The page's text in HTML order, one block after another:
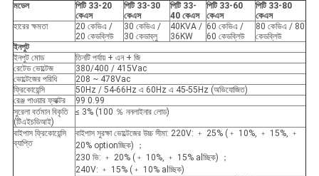
মডেল পিটি 33-20
কেএস
পিটি 33-30
কেএস
পিটি 33-
40 কেএস
পিটি 33-60
কেএস
পিটি 33-80
কেএস
হারের ক্ষমতা
20 কেভিএ /
20 কেডব্লিউ
30 কেভিএ /
30 কেডাব্লু
40KVA /
36KW
60 কেভিএ /
60 কেডব্লিউ
80 কেভিএ / 80
কেডব্লিউ
ইনপুট
ইনপুট মোড
তিনটি পর্যায় + এন + জি
রেটেড ভোল্টেজ
380/400 / 415Vac
ভোল্টেজের পরিধি
208 ~ 478Vac
ফ্রিকোয়েন্সি
50Hz / 54-66Hz এ 60Hz এ 45-55Hz (অভিযোজিত)
রেঞ্জ পাওয়ার ফ্যাক্টর
99 0.99
সুরেলা বর্তমান বিকৃতি
(টিএইচডিআই)
≤ 3% (100 ％ ননলাইনার লোড)
বাইপাস ফ্রিকোয়েন্সি
ব্যাপ্তি
বাইপাস সুরক্ষা ভোল্টেজের উচ্চ সীমা: 220V: ﹢ 25% (﹢ 10%, ﹢ 15%, ﹢
20% optionচ্ছিক) ；
230 ভি: ﹢ 20% (﹢ 10%, ﹢ 15% alচ্ছিক) ；
240V: ﹢ 15% (﹢ 10% alচ্ছিক)